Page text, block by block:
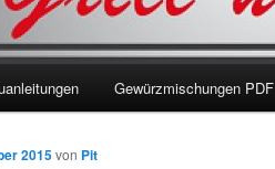
Gewürzmischungen PDF
2015von Pit